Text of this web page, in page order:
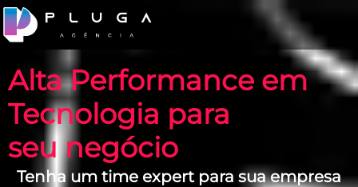
Alta Performance em
Tecnologia para
seu negócio
Tenha um time expert para sua empresa